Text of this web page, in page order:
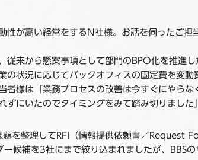
が高い経営をするN社様。お話を伺ったご
来から懸案事項として部門のBPO化を推進
状況に応じてバックオフィスの固定費を変
様は「業務プロセスの改善は今すぐにやら
にいたのでタイミングをみて踏み切りました
を整理してRFI（情報提供依頼書／Request
候補を3社にまで絞り込まれましたが、BBS